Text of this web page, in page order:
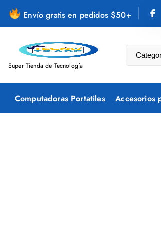
c
Envío gratis en pedidos $50+
Super Tienda de Tecnología
Computadoras Portatiles Accesorios